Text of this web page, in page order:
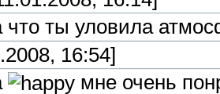
что ты уловила
16:54]
мне очень